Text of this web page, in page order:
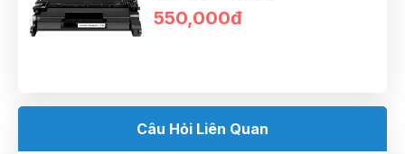
550,000đ
Câu Hỏi Liên Quan